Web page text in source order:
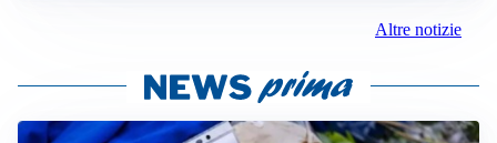
Altre notizie